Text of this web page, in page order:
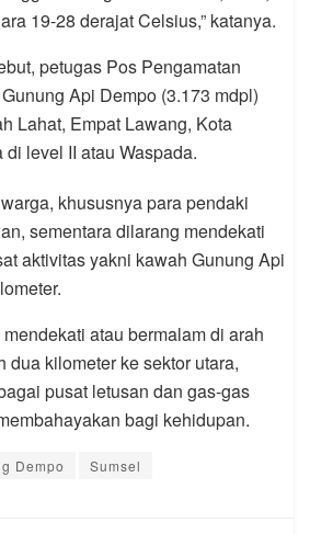
19-28 derajat Celsius,” katanya.
petugas Pos Pengamatan
Api Dempo (3.173 mdpl)
Lahat, Empat Lawang, Kota
level II atau Waspada.
khususnya para pendaki
sementara dilarang mendekati
aktivitas yakni kawah Gunung Api
atau bermalam di arah
dua kilometer ke sektor utara,
pusat letusan dan gas-gas
bagi kehidupan.
Dempo Sumsel